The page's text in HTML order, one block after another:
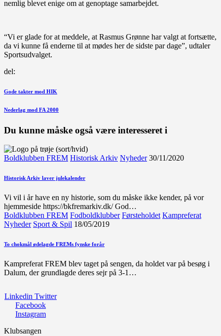
nemlig blevet enige om at genoptage samarbejdet.
“Vi er glade for at meddele, at Rasmus Grønne har valgt at fortsætte,
da vi kunne få enderne til at mødes her de sidste par dage”, udtaler
Sportsudvalget.
del:
Indlægsnavigation
Forrige
Gode takter mod HIK
Næste
Nederlag mod FA 2000
Du kunne måske også være interesseret i
Boldklubben FREM Historisk Arkiv Nyheder 30/11/2020
Historisk Arkiv laver julekalender
Vi vil i år have en ny historie, som du måske ikke kender, på vor
hjemmeside https://bkfremarkiv.dk/ God…
Boldklubben FREM Fodboldklubber Førsteholdet Kampreferat
Nyheder Sport & Spil 18/05/2019
To chokmål ødelagde FREMs fynske forår
Kampreferat FREM blev taget på sengen, da holdet var på besøg i
Dalum, der grundlagde deres sejr på 3-1…
Linkedin Twitter
Facebook
Instagram
Klubsangen